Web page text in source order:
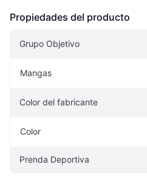
Propiedades del producto
Grupo Objetivo
Mangas
Color del fabricante
Color
Prenda Deportiva